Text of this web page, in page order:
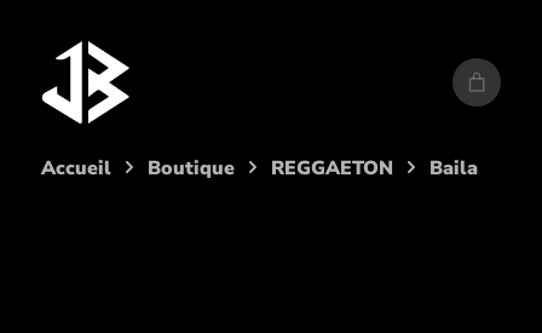
Accueil Boutique REGGAETON Baila